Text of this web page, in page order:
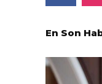
En Son